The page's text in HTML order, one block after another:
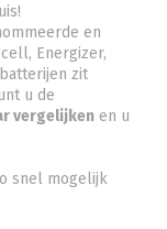
en
Energizer,
zit
u de
vergelijken en u
snel mogelijk